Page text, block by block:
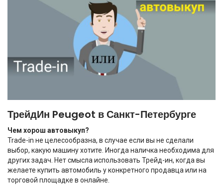
ТрейдИн Peugeot в Санкт-Петербурге
Чем хорош автовыкуп?
Trade-in не целесообразна, в случае если вы не сделали
выбор, какую машину хотите. Иногда наличка необходима для
других задач. Нет смысла использовать Трейд-ин, когда вы
желаете купить автомобиль у конкретного продавца или на
торговой площадке в онлайне.